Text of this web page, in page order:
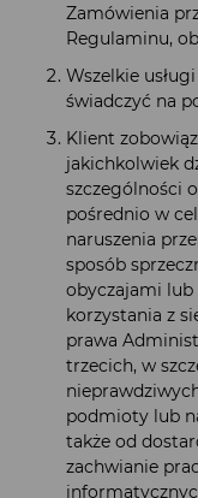
Zamówienia
Regulaminu,
Wszelkie
świadczyć na
Klient
jakichkolwiek
szczególności
pośrednio w
naruszenia
sposób
obyczajami lub
korzystania z
prawa
trzecich, w
podmioty lub
także od
zachwianie